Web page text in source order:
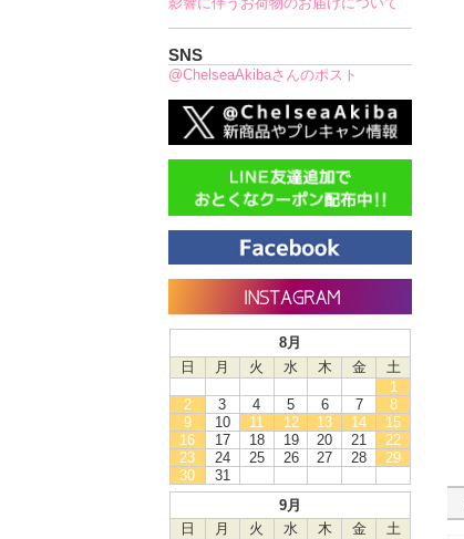
SNS
@ChelseaAkibaさんのポスト
8月
日
月 火 水 木 金
土
1
2
3 4 5 6 7
8
9
10 11 12 13 14
15
16
17 18 19 20 21
22
23
24 25 26 27 28
29
30
31
9月
日
月 火 水 木 金
土